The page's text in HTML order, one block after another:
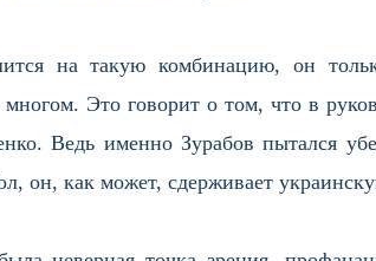
на такую комбинацию, он
многом. Это говорит о том, что в
Ведь именно Зурабов пытался
он, как может, сдерживает